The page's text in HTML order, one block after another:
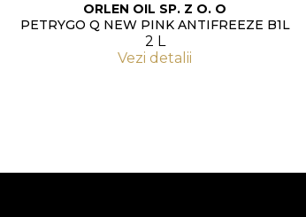
ORLEN OIL SP. Z O. O
PETRYGO Q NEW PINK ANTIFREEZE B1L
2 L
Vezi detalii